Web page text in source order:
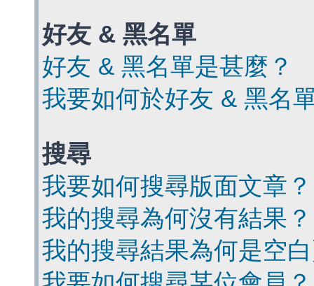
好友 & 黑名單
好友 & 黑名單是甚麼？
我要如何於好友 & 黑名
搜尋
我要如何搜尋版面文章？
我的搜尋為何沒有結果？
我的搜尋結果為何是空